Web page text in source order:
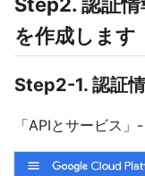
を作成します
Step2-1. 認証
「APIとサービス